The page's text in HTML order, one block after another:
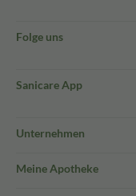
Folge uns
Sanicare App
Unternehmen
Meine Apotheke